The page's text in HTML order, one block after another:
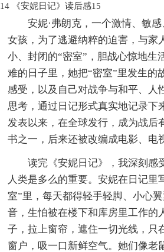
14
安妮·弗朗克，一个激情、敏
女孩，为了逃避纳粹的迫害，与家
小、封闭的“密室”，胆战心惊地生
难的日子里，她把“密室”里发生的
感受，以及自己对战争与和平、人
思考，通过日记形式真实地记录下
发表以来，在全球发行，成为战后
书之一，后来还被改编成电影、电
读完《安妮日记》，我深刻感
人类是多么的重要。安妮在日记里
室”里，每天都得轻手轻脚、小心
音，生怕被在楼下和库房里工作的
子，拉上窗帘，遮住一切光线，只
窗户，吸一口新鲜空气。她们像老
《安妮日记》读后感15